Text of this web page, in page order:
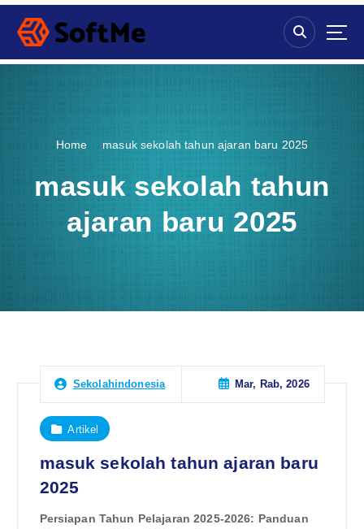
S
p
Home masuk sekolah tahun ajaran baru 2025
masuk sekolah tahun
ajaran baru 2025
Sekolahindonesia Mar, Rab, 2026
Artikel
masuk sekolah tahun ajaran baru
2025
Persiapan Tahun Pelajaran 2025-2026: Panduan